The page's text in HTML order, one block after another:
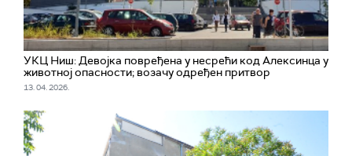
УКЦ Ниш: Девојка повређена у несрећи код Алексинца у
животној опасности; возачу одређен притвор
13. 04. 2026.